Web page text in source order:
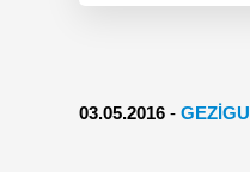
03.05.2016 -